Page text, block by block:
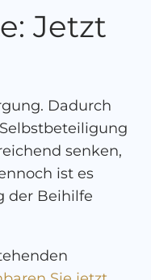
Jetzt
Dadurch
senken,
ist es
der Beihilfe